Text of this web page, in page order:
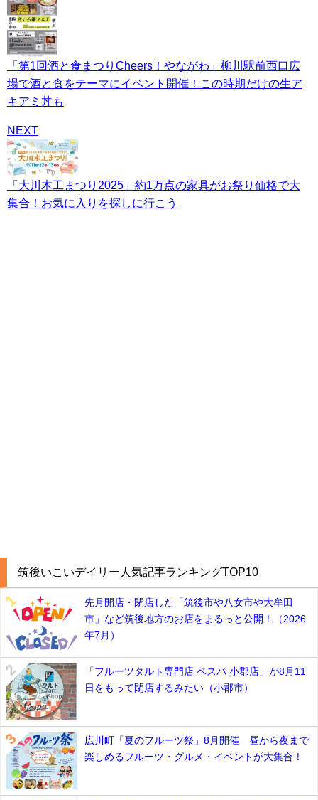
「第1回酒と食まつりCheers！やながわ」柳川駅前西口広
場で酒と食をテーマにイベント開催！この時期だけの生ア
キアミ丼も
NEXT
「大川木工まつり2025」約1万点の家具がお祭り価格で大
集合！お気に入りを探しに行こう
筑後いこいデイリー人気記事ランキングTOP10
先月開店・閉店した「筑後市や八女市や大牟田
市」など筑後地方のお店をまるっと公開！（2026
年7月）
「フルーツタルト専門店 ベスパ 小郡店」が8月11
日をもって閉店するみたい（小郡市）
広川町「夏のフルーツ祭」8月開催 昼から夜まで
楽しめるフルーツ・グルメ・イベントが大集合！